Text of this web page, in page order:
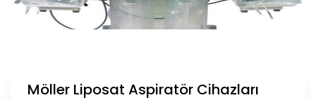
Möller Liposat Aspiratör Cihazları